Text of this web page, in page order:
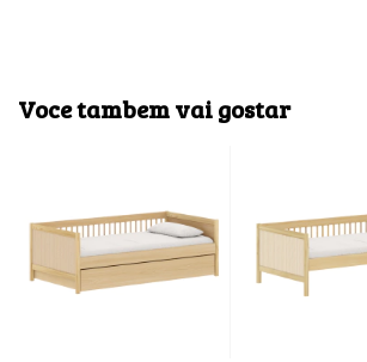
Voce tambem vai gostar